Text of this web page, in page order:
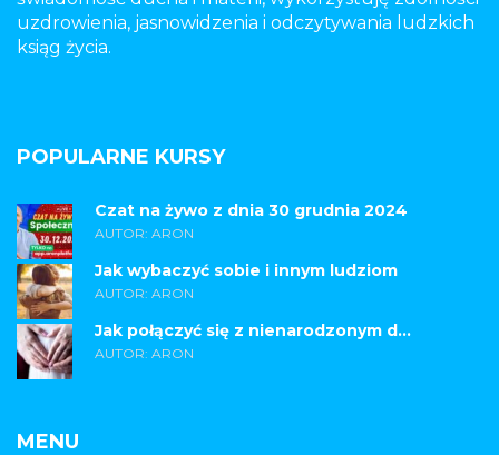
uzdrowienia, jasnowidzenia i odczytywania ludzkich
ksiąg życia.
POPULARNE KURSY
Czat na żywo z dnia 30 grudnia 2024
AUTOR: ARON
Jak wybaczyć sobie i innym ludziom
AUTOR: ARON
Jak połączyć się z nienarodzonym d...
AUTOR: ARON
MENU